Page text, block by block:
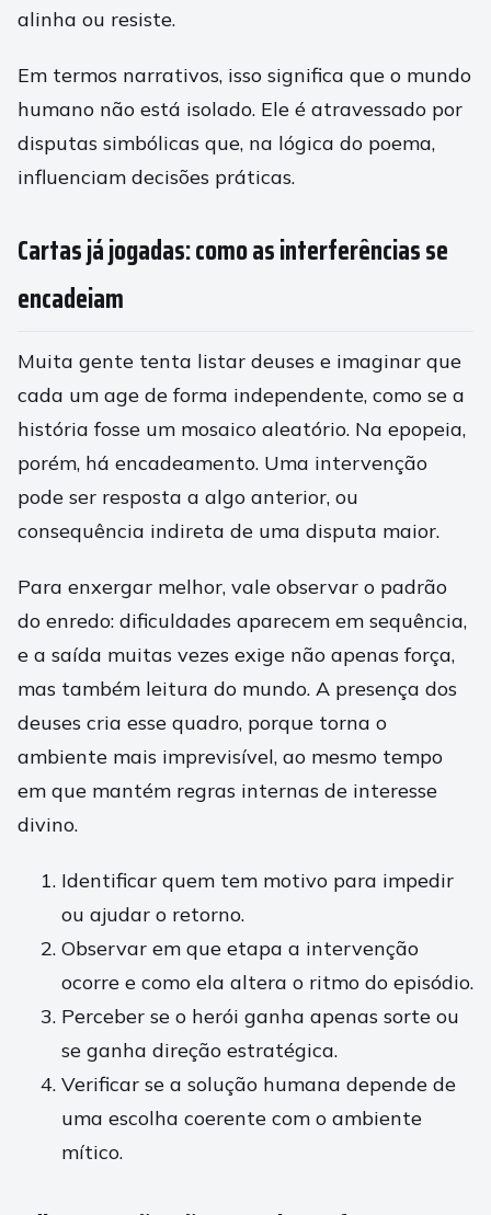
alinha ou resiste.
Em termos narrativos, isso significa que o mundo
humano não está isolado. Ele é atravessado por
disputas simbólicas que, na lógica do poema,
influenciam decisões práticas.
Cartas já jogadas: como as interferências se
encadeiam
Muita gente tenta listar deuses e imaginar que
cada um age de forma independente, como se a
história fosse um mosaico aleatório. Na epopeia,
porém, há encadeamento. Uma intervenção
pode ser resposta a algo anterior, ou
consequência indireta de uma disputa maior.
Para enxergar melhor, vale observar o padrão
do enredo: dificuldades aparecem em sequência,
e a saída muitas vezes exige não apenas força,
mas também leitura do mundo. A presença dos
deuses cria esse quadro, porque torna o
ambiente mais imprevisível, ao mesmo tempo
em que mantém regras internas de interesse
divino.
Identificar quem tem motivo para impedir
ou ajudar o retorno.
Observar em que etapa a intervenção
ocorre e como ela altera o ritmo do episódio.
Perceber se o herói ganha apenas sorte ou
se ganha direção estratégica.
Verificar se a solução humana depende de
uma escolha coerente com o ambiente
mítico.